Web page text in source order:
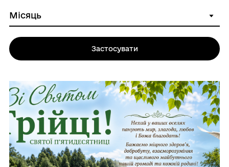
Застосувати